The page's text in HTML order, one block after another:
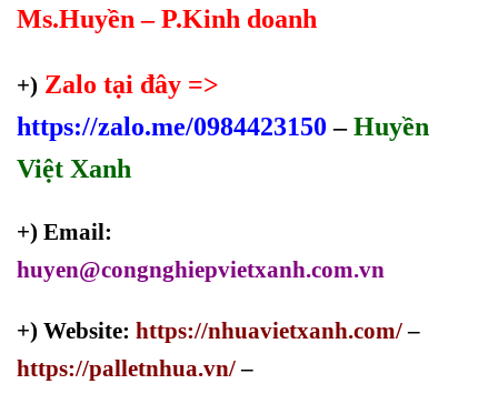
Ms.Huyền – P.Kinh doanh
+) Zalo tại đây =>
https://zalo.me/0984423150 –Huyền
Việt Xanh
+) Email:
huyen@congnghiepvietxanh.com.vn
+) Website: https://nhuavietxanh.com/–
https://palletnhua.vn/ –